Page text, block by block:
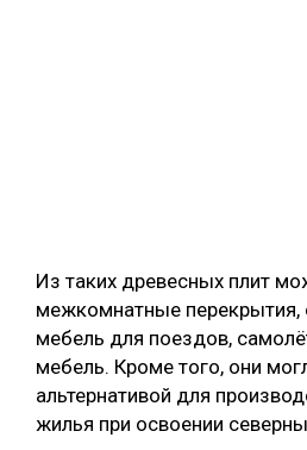
Из таких древесных плит
межкомнатные перекрытия,
мебель для поездов,
мебель. Кроме того, они
альтернативой для
жилья при освоении